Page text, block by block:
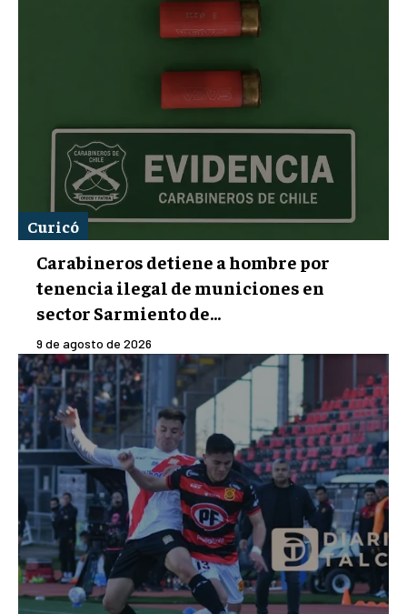
Curicó
Carabineros detiene a hombre por
tenencia ilegal de municiones en
sector Sarmiento de...
9 de agosto de 2026